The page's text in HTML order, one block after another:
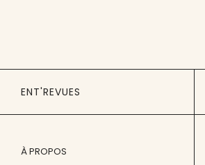
ENT'REVUES
À PROPOS